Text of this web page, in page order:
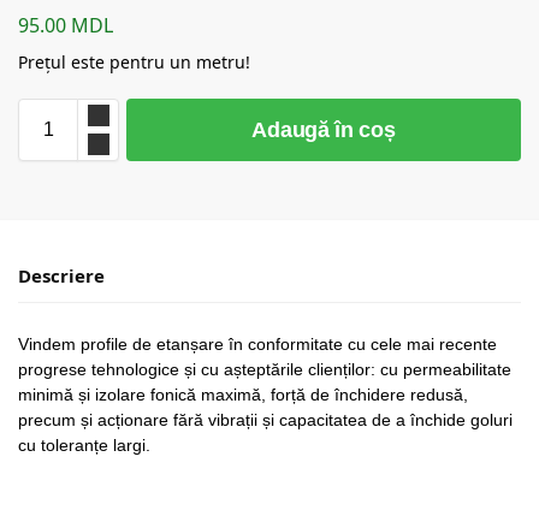
95.00 MDL
Prețul este pentru un metru!
Adaugă în coș
Descriere
Vindem profile de etanșare în conformitate cu cele mai recente
progrese tehnologice și cu așteptările clienților: cu permeabilitate
minimă și izolare fonică maximă, forță de închidere redusă,
precum și acționare fără vibrații și capacitatea de a închide goluri
cu toleranțe largi.